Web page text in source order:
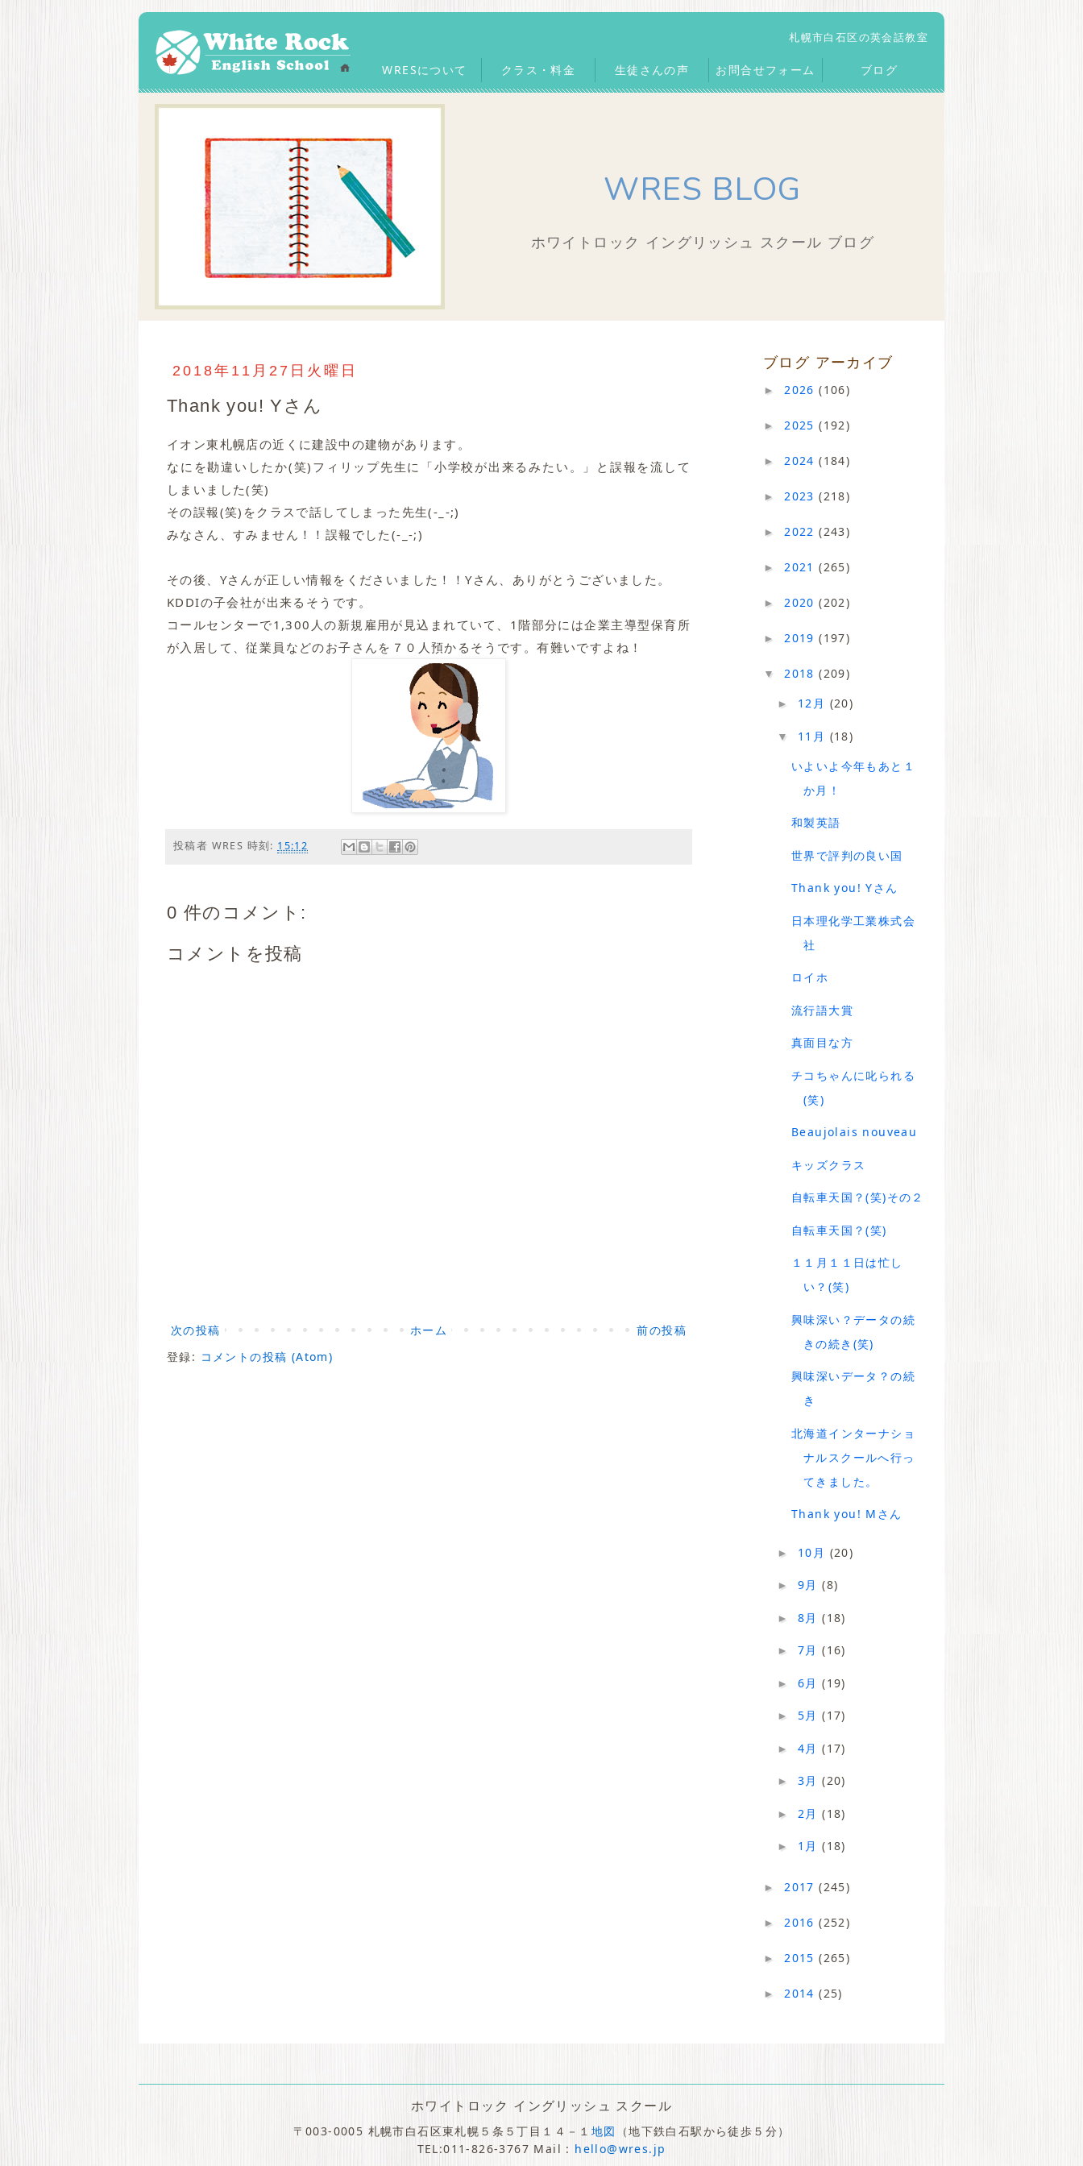
札幌市白石区の英会話教室
WRESについて クラス・料金 生徒さんの声 お問合せフォーム ブログ
WRES BLOG
ホワイトロック イングリッシュ スクール ブログ
2018年11月27日火曜日
Thank you! Yさん
イオン東札幌店の近くに建設中の建物があります。
なにを勘違いしたか(笑)フィリップ先生に「小学校が出来るみたい。」と誤報を流して
しまいました(笑)
その誤報(笑)をクラスで話してしまった先生(-_-;)
みなさん、すみません！！誤報でした(-_-;)
その後、Yさんが正しい情報をくださいました！！Yさん、ありがとうございました。
KDDIの子会社が出来るそうです。
コールセンターで1,300人の新規雇用が見込まれていて、1階部分には企業主導型保育所
が入居して、従業員などのお子さんを７０人預かるそうです。有難いですよね！
投稿者 WRES 時刻: 15:12
0 件のコメント:
コメントを投稿
次の投稿 前の投稿
ホーム
登録: コメントの投稿 (Atom)
ブログ アーカイブ
► 2026(106)
► 2025(192)
► 2024(184)
► 2023(218)
► 2022(243)
► 2021(265)
► 2020(202)
► 2019(197)
▼ 2018(209)
► 12月 (20)
▼ 11月 (18)
いよいよ今年もあと１
か月！
和製英語
世界で評判の良い国
Thank you! Yさん
日本理化学工業株式会
社
ロイホ
流行語大賞
真面目な方
チコちゃんに叱られる
(笑)
Beaujolais nouveau
キッズクラス
自転車天国？(笑)その２
自転車天国？(笑)
１１月１１日は忙し
い？(笑)
興味深い？データの続
きの続き(笑)
興味深いデータ？の続
き
北海道インターナショ
ナルスクールへ行っ
てきました。
Thank you! Mさん
► 10月 (20)
► 9月(8)
► 8月(18)
► 7月(16)
► 6月(19)
► 5月(17)
► 4月(17)
► 3月(20)
► 2月(18)
► 1月(18)
► 2017(245)
► 2016(252)
► 2015(265)
► 2014(25)
ホワイトロック イングリッシュ スクール
〒003-0005 札幌市白石区東札幌５条５丁目１４－１ 地図
（地下鉄白石駅から徒歩５分）
TEL:011-826-3767 Mail : hello@wres.jp